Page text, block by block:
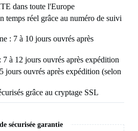
dans toute l'Europe
temps réel grâce au numéro de suivi
: 7 à 10 jours ouvrés après
à 12 jours ouvrés après expédition
jours ouvrés après expédition (selon
grâce au cryptage SSL
sécurisée garantie